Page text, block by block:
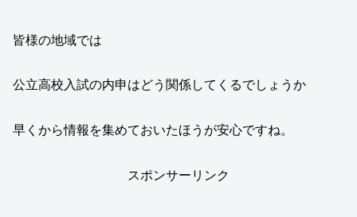
皆様の地域では
公立高校入試の内申はどう関係してくるでしょうか
早くから情報を集めておいたほうが安心ですね。
スポンサーリンク